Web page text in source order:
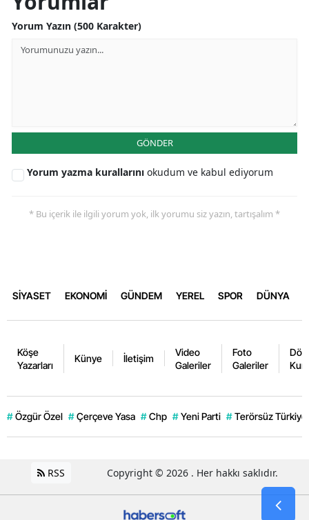
Yorum Yazın (500 Karakter)
GÖNDER
Yorum yazma kurallarını okudum ve kabul ediyorum
* Bu içerik ile ilgili yorum yok, ilk yorumu siz yazın, tartışalım *
SİYASET EKONOMİ GÜNDEM YEREL SPOR DÜNYA
Köşe
Yazarları
Künye İletişim
Video
Galeriler
Foto
Galeriler
# Özgür Özel # Çerçeve Yasa # Chp # Yeni Parti # Terörsüz Türkiye
RSS Copyright © 2026 . Her hakkı saklıdır.